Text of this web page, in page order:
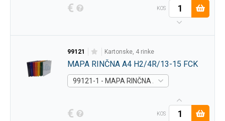
€ KOS
99121 kartonske, 4 rinke
MAPA RINČNA A4 H2/4R/13-15 FCK
99121-1 - MAPA RINČNA A4 H2/4R/13-15 FCK
€ KOS